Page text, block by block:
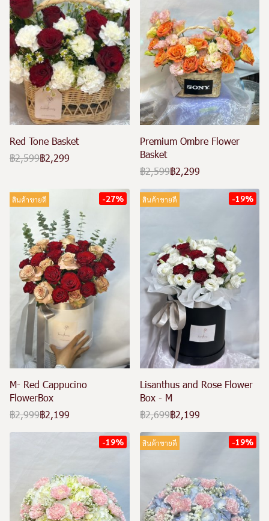
Red Tone Basket
฿2,599฿2,299
Premium Ombre Flower
Basket
฿2,599฿2,299
สินค้าขายดี -27%
M- Red Cappucino
FlowerBox
฿2,999฿2,199
สินค้าขายดี -19%
Lisanthus and Rose Flower
Box - M
฿2,699฿2,199
-19% สินค้าขายดี -19%